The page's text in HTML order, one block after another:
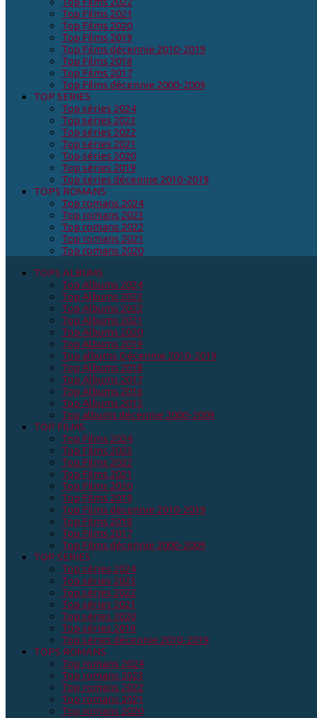
Top Films 2021
Top Films 2020
Top Films 2019
Top Films décennie 2010-2019
Top Films 2018
Top Films 2017
Top Films décennie 2000-2009
TOP SERIES
Top séries 2024
Top séries 2023
Top séries 2022
Top séries 2021
Top séries 2020
Top séries 2019
Top séries décennie 2010-2019
TOPS ROMANS
Top romans 2024
Top romans 2023
Top romans 2022
Top romans 2021
Top romans 2020
TOPS ALBUMS
Top Albums 2024
Top Albums 2023
Top Albums 2022
Top Albums 2021
Top Albums 2020
Top Albums 2019
Top albums Décennie 2010-2019
Top Albums 2018
Top Albums 2017
Top Albums 2016
Top Albums 2015
Top albums décennie 2000-2009
TOP FILMS
Top Films 2024
Top Films 2023
Top Films 2022
Top Films 2021
Top Films 2020
Top Films 2019
Top Films décennie 2010-2019
Top Films 2018
Top Films 2017
Top Films décennie 2000-2009
TOP SERIES
Top séries 2024
Top séries 2023
Top séries 2022
Top séries 2021
Top séries 2020
Top séries 2019
Top séries décennie 2010-2019
TOPS ROMANS
Top romans 2024
Top romans 2023
Top romans 2022
Top romans 2021
Top romans 2020